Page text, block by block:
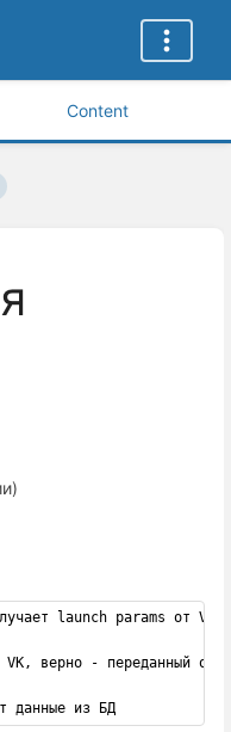
Content
launch params от VK,
VK, верно - переданный
данные из БД